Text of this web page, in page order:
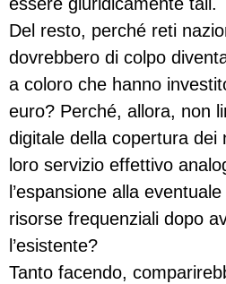
Del resto, perché reti
dovrebbero di colpo
a coloro che hanno
euro? Perché, allora, non
digitale della copertura dei
loro servizio effettivo
l’espansione alla
risorse frequenziali dopo
l’esistente?
Tanto facendo,